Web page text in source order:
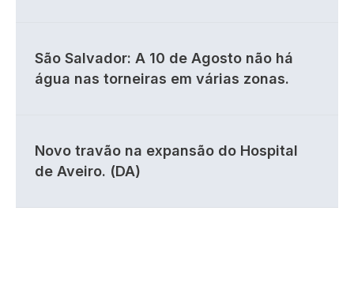
São Salvador: A 10 de Agosto não há
água nas torneiras em várias zonas.
Novo travão na expansão do Hospital
de Aveiro. (DA)